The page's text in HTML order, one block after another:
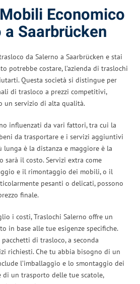
Economico
Saarbrücken
da Salerno a Saarbrücken e stai
potrebbe costare, l’azienda di traslochi
Questa società si distingue per
di trasloco a prezzi competitivi,
un servizio di alta qualità.
influenzati da vari fattori, tra cui la
da trasportare e i servizi aggiuntivi
lunga è la distanza e maggiore è la
il costo. Servizi extra come
e il rimontaggio dei mobili, o il
pesanti o delicati, possono
finale.
i costi, Traslochi Salerno offre un
in base alle tue esigenze specifiche.
di trasloco, a seconda
richiesti. Che tu abbia bisogno di un
l’imballaggio e lo smontaggio dei
di un trasporto delle tue scatole,